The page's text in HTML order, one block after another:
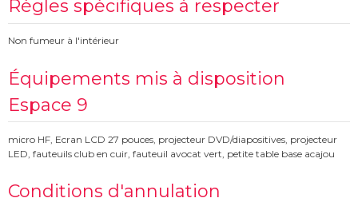
Règles spécifiques à respecter
Non fumeur à l'intérieur
Équipements mis à disposition
Espace 9
micro HF, Ecran LCD 27 pouces, projecteur DVD/diapositives, projecteur
LED, fauteuils club en cuir, fauteuil avocat vert, petite table base acajou
Conditions d'annulation